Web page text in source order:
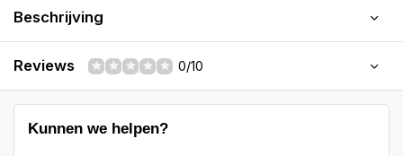
Beschrijving
Reviews 0/10
Kunnen we helpen?